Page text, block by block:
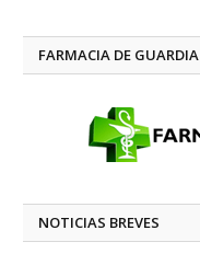
FARMACIA DE GUARDIA
NOTICIAS BREVES